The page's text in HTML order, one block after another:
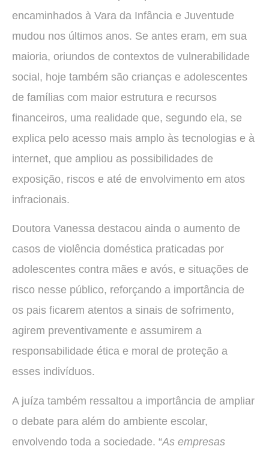
encaminhados à Vara da Infância e Juventude
mudou nos últimos anos. Se antes eram, em sua
maioria, oriundos de contextos de vulnerabilidade
social, hoje também são crianças e adolescentes
de famílias com maior estrutura e recursos
financeiros, uma realidade que, segundo ela, se
explica pelo acesso mais amplo às tecnologias e à
internet, que ampliou as possibilidades de
exposição, riscos e até de envolvimento em atos
infracionais.
Doutora Vanessa destacou ainda o aumento de
casos de violência doméstica praticadas por
adolescentes contra mães e avós, e situações de
risco nesse público, reforçando a importância de
os pais ficarem atentos a sinais de sofrimento,
agirem preventivamente e assumirem a
responsabilidade ética e moral de proteção a
esses indivíduos.
A juíza também ressaltou a importância de ampliar
o debate para além do ambiente escolar,
envolvendo toda a sociedade. “As empresas